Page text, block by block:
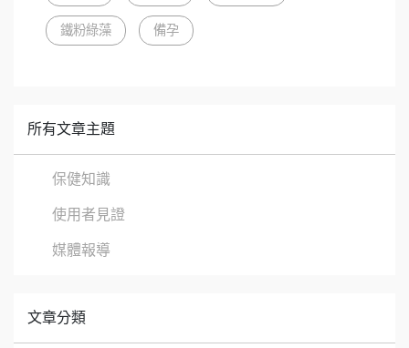
鐵粉綠藻 備孕
所有文章主題
保健知識
使用者見證
媒體報導
文章分類